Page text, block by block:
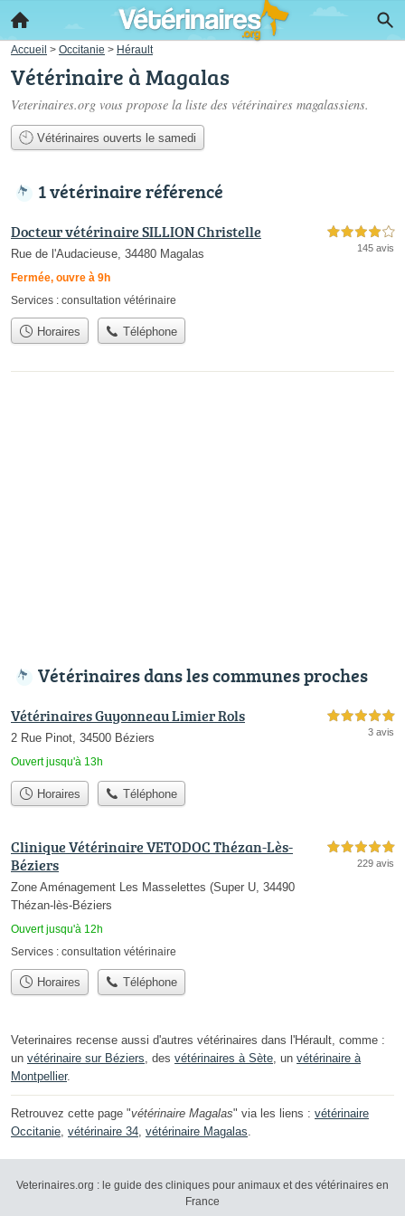
Accueil > Occitanie > Hérault
Vétérinaire à Magalas
Veterinaires.org vous propose la liste des vétérinaires magalassiens.
Vétérinaires ouverts le samedi
1 vétérinaire référencé
Docteur vétérinaire SILLION Christelle
Rue de l'Audacieuse, 34480 Magalas
Fermée, ouvre à 9h
4,0 étoiles sur 5
145 avis
Services : consultation vétérinaire
Horaires Téléphone
Vétérinaires dans les communes proches
Vétérinaires Guyonneau Limier Rols
2 Rue Pinot, 34500 Béziers
Ouvert jusqu'à 13h
5,0 étoiles sur 5
3 avis
Horaires Téléphone
Clinique Vétérinaire VETODOC Thézan-Lès-
Béziers
Zone Aménagement Les Masselettes (Super U, 34490
Thézan-lès-Béziers
Ouvert jusqu'à 12h
5,0 étoiles sur 5
229 avis
Services : consultation vétérinaire
Horaires Téléphone
Veterinaires recense aussi d'autres vétérinaires dans l'Hérault, comme :
un vétérinaire sur Béziers , des vétérinaires à Sète , un vétérinaire à
Montpellier.
Retrouvez cette page "vétérinaire Magalas" via les liens : vétérinaire
Occitanie vétérinaire 34 vétérinaire Magalas
Veterinaires.org : le guide des cliniques pour animaux et des vétérinaires en
France